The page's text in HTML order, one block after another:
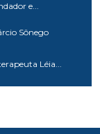
e...
Sônego
Léia...